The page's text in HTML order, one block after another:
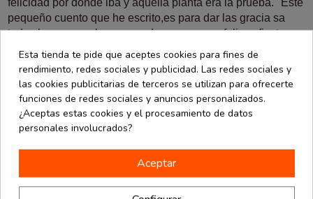
felicidad por donde iba y aquella planta era la prueba. "Este
pequeño cuento que he escrito,es para dar las gracia sa
todos los que me leen,paradesearosunasfelices fiestas,y
para que esta época del año en que todos intentamos
mejores, sirva para darnoscuenta que
ser buenas
personas, esel mejor propósito para el próximo año." ¡Feliz
Navidad.
Share this post
TWITTER FACEBOOK PINTEREST
Esta tienda te pide que aceptes cookies para fines de
rendimiento, redes sociales y publicidad. Las redes sociales y
las cookies publicitarias de terceros se utilizan para ofrecerte
funciones de redes sociales y anuncios personalizados.
¿Aceptas estas cookies y el procesamiento de datos
personales involucrados?
Aceptar